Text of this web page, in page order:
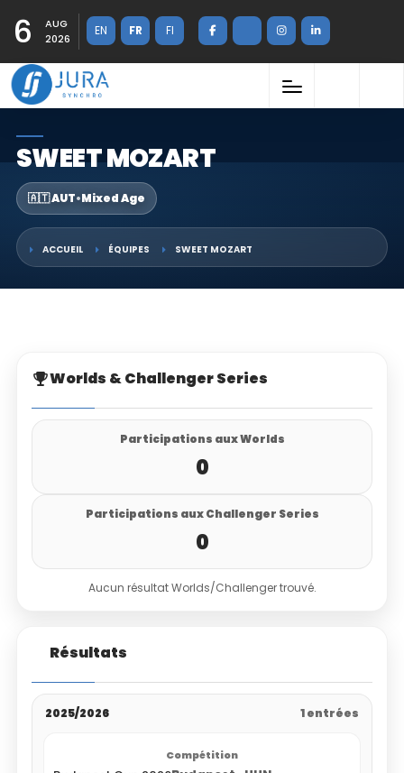
6
AUG
2026
EN FR FI
SWEET MOZART
🇦🇹 AUT•Mixed Age
ACCUEIL ÉQUIPES SWEET MOZART
Worlds & Challenger Series
Participations aux Worlds
0
Participations aux Challenger Series
0
Aucun résultat Worlds/Challenger trouvé.
Résultats
2025/2026 1 entrées